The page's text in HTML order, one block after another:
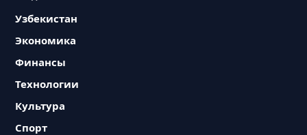
Узбекистан
Экономика
Финансы
Технологии
Культура
Спорт